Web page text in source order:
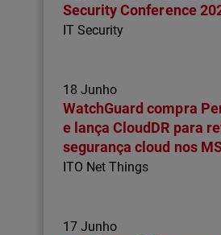
Security Conference
IT Security
18 Junho
WatchGuard compra
e lança CloudDR para
segurança cloud nos
ITO Net Things
17 Junho